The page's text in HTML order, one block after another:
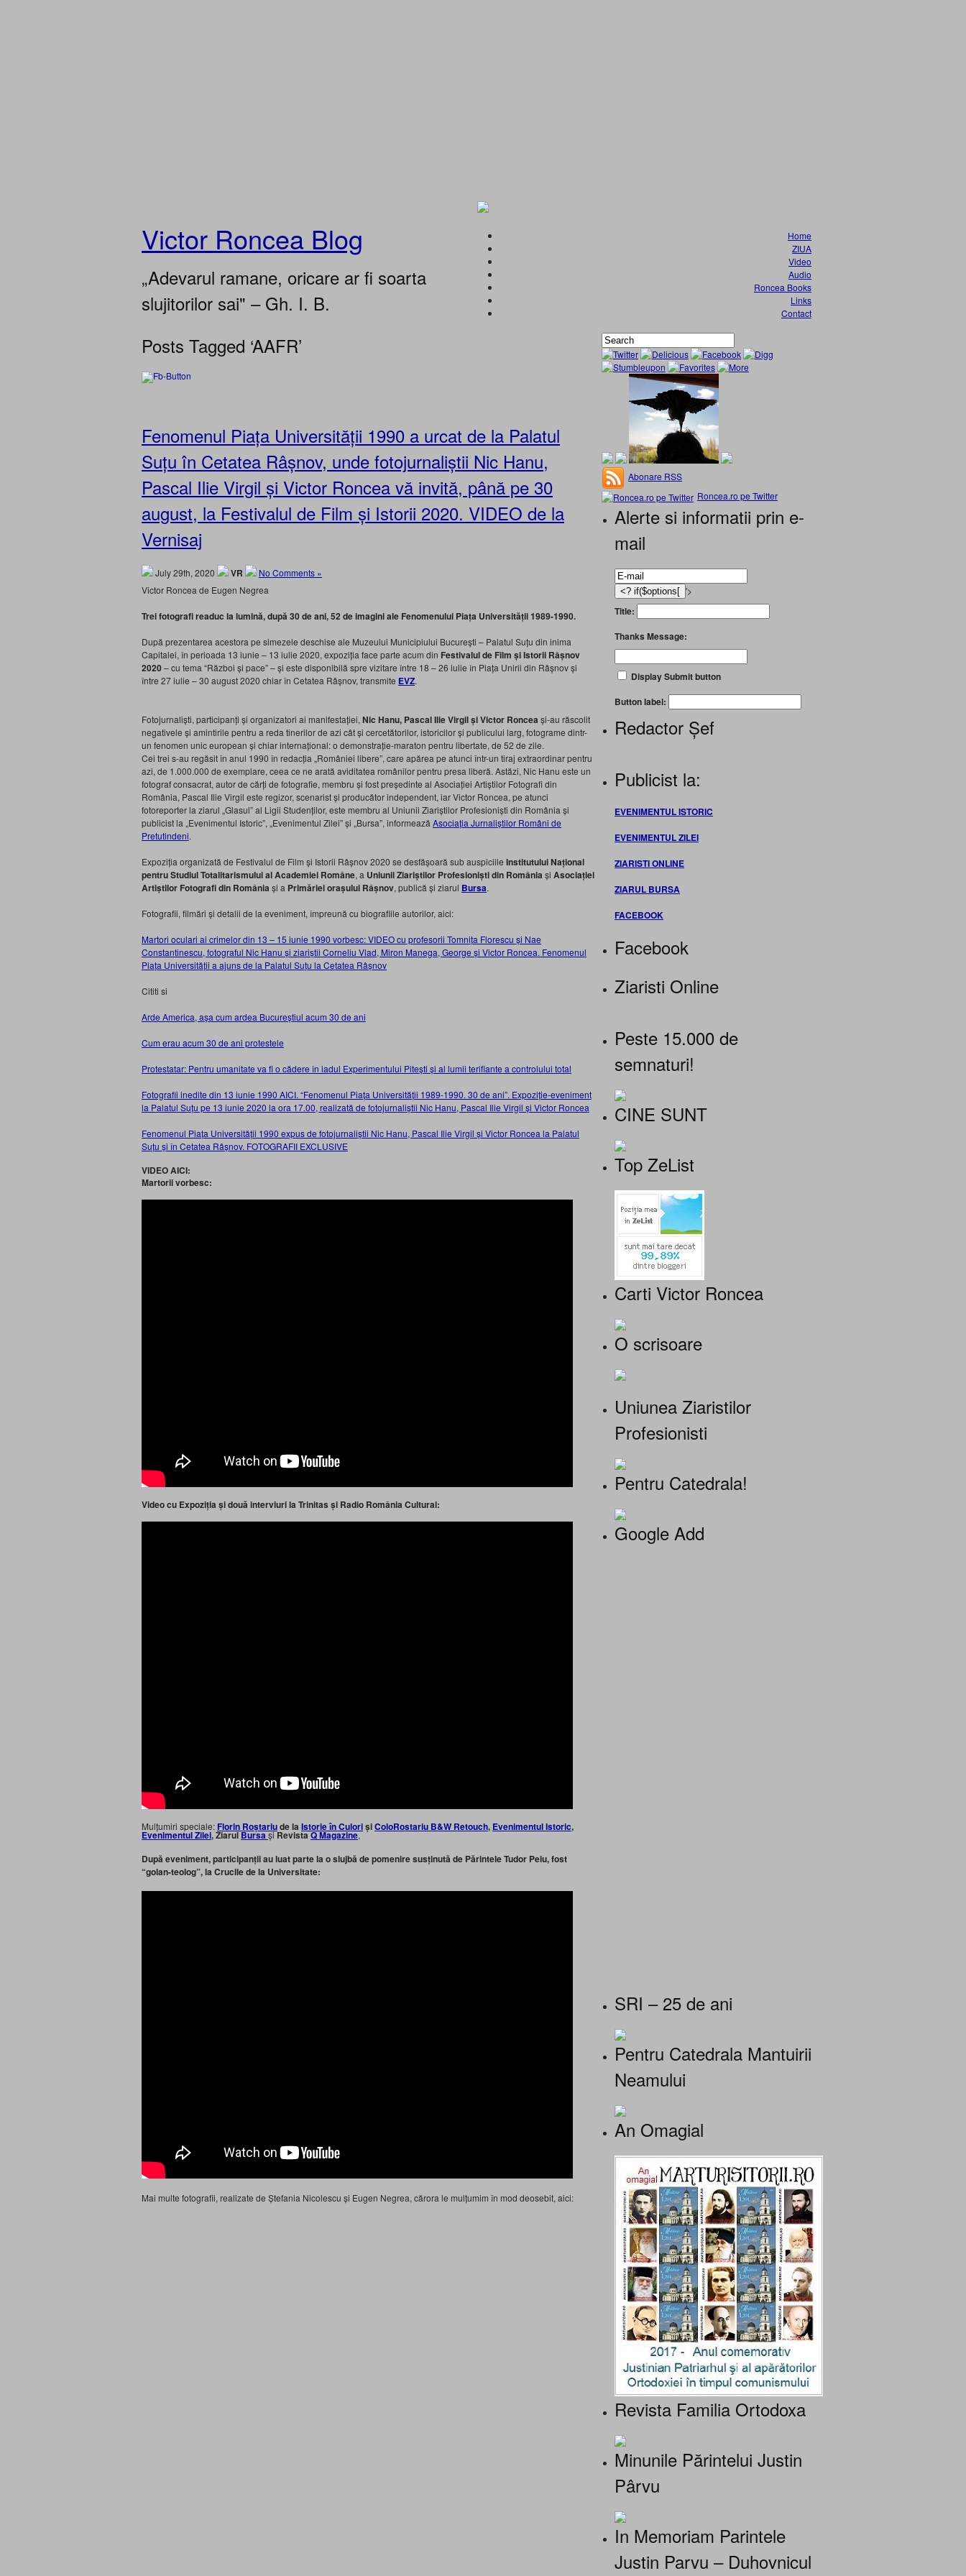
Victor Roncea Blog
„Adevarul ramane, oricare ar fi soarta
slujitorilor sai" – Gh. I. B.
Home
ZIUA
Video
Audio
Roncea Books
Links
Contact
Posts Tagged ‘AAFR’
Fenomenul Piața Universității 1990 a urcat de la Palatul
Suțu în Cetatea Râșnov, unde fotojurnaliștii Nic Hanu,
Pascal Ilie Virgil și Victor Roncea vă invită, până pe 30
august, la Festivalul de Film și Istorii 2020. VIDEO de la
Vernisaj
July 29th, 2020 VR
No Comments »
Victor Roncea de Eugen Negrea
Trei fotografi readuc la lumină, după 30 de ani, 52 de imagini ale Fenomenului Piața Universității 1989-1990.
După prezentarea acestora pe simezele deschise ale Muzeului Municipiului București – Palatul Suțu din inima
Capitalei, în perioada 13 iunie – 13 iulie 2020, expoziția face parte acum din Festivalul de Film și Istorii Râșnov
2020– cu tema “Război și pace” – și este disponibilă spre vizitare între 18 – 26 iulie în Piața Unirii din Râșnov și
între 27 iulie – 30 august 2020 chiar în Cetatea Râșnov, transmite EVZ.
Fotojurnaliști, participanți și organizatori ai manifestației, Nic Hanu, Pascal Ilie Virgil și Victor Roncea și-au răscolit
negativele și amintirile pentru a reda tinerilor de azi cât și cercetătorilor, istoricilor și publicului larg, fotograme dintr-
un fenomen unic european și chiar internațional: o demonstrație-maraton pentru libertate, de 52 de zile.
Cei trei s-au regăsit în anul 1990 în redacția „României libere”, care apărea pe atunci într-un tiraj extraordinar pentru
azi, de 1.000.000 de exemplare, ceea ce ne arată aviditatea românilor pentru presa liberă. Astăzi, Nic Hanu este un
fotograf consacrat, autor de cărți de fotografie, membru și fost președinte al Asociației Artiștilor Fotografi din
România, Pascal Ilie Virgil este regizor, scenarist și producător independent, iar Victor Roncea, pe atunci
fotoreporter la ziarul „Glasul” al Ligii Studenților, este membru al Uniunii Ziariștilor Profesioniști din România și
publicist la „Evenimentul Istoric”, „Evenimentul Zilei” și „Bursa”, informează Asociația Jurnaliștilor Români de
Pretutindeni.
Expoziția organizată de Festivalul de Film și Istorii Râșnov 2020 se desfășoară sub auspiciile Institutului Național
pentru Studiul Totalitarismului al Academiei Române, a Uniunii Ziariștilor Profesioniști din România și Asociației
Artiștilor Fotografi din România și a Primăriei orașului Râșnov, publică și ziarul Bursa.
Fotografii, filmări și detalii de la eveniment, împreună cu biografiile autorilor, aici:
Martori oculari ai crimelor din 13 – 15 iunie 1990 vorbesc: VIDEO cu profesorii Tomnița Florescu și Nae
Constantinescu, fotograful Nic Hanu și ziariștii Corneliu Vlad, Miron Manega, George și Victor Roncea. Fenomenul
Piața Universității a ajuns de la Palatul Suțu la Cetatea Râșnov
Cititi si
Arde America, așa cum ardea Bucureștiul acum 30 de ani
Cum erau acum 30 de ani protestele
Protestatar: Pentru umanitate va fi o cădere în iadul Experimentului Pitești și al lumii terifiante a controlului total
Fotografii inedite din 13 iunie 1990 AICI. “Fenomenul Piața Universității 1989-1990. 30 de ani”. Expoziție-eveniment
la Palatul Suțu pe 13 iunie 2020 la ora 17.00, realizată de fotojurnaliștii Nic Hanu, Pascal Ilie Virgil și Victor Roncea
Fenomenul Piața Universității 1990 expus de fotojurnaliștii Nic Hanu, Pascal Ilie Virgil și Victor Roncea la Palatul
Suțu și în Cetatea Râșnov. FOTOGRAFII EXCLUSIVE
VIDEO AICI:
Martorii vorbesc:
Video cu Expoziția și două interviuri la Trinitas și Radio România Cultural:
Mulțumiri speciale: Florin Roștariude la Istorie în CulorișiColoRostariu B&W Retouch, Evenimentul Istoric,
Evenimentul Zilei, ZiarulBursașiRevistaQ Magazine,
După eveniment, participanții au luat parte la o slujbă de pomenire susținută de Părintele Tudor Peiu, fost
“golan-teolog”, la Crucile de la Universitate:
Mai multe fotografii, realizate de Ștefania Nicolescu și Eugen Negrea, cărora le mulțumim în mod deosebit, aici:
Abonare RSS
Roncea.ro pe Twitter
Alerte si informatii prin e-
mail
'>
Title:
Thanks Message:
Display Submit button
Button label:
Redactor Șef
Publicist la:
EVENIMENTUL ISTORIC
EVENIMENTUL ZILEI
ZIARISTI ONLINE
ZIARUL BURSA
FACEBOOK
Facebook
Ziaristi Online
Peste 15.000 de
semnaturi!
CINE SUNT
Top ZeList
Carti Victor Roncea
O scrisoare
Uniunea Ziaristilor
Profesionisti
Pentru Catedrala!
Google Add
SRI – 25 de ani
Pentru Catedrala Mantuirii
Neamului
An Omagial
Revista Familia Ortodoxa
Minunile Părintelui Justin
Pârvu
In Memoriam Parintele
Justin Parvu – Duhovnicul